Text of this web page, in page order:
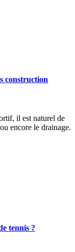
construction
il est naturel de
encore le drainage.
tennis ?